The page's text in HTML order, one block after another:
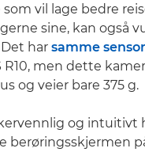
vil lage bedre
sine, kan også
Det har samme
R10, men dette
og veier bare 375 g.
og intuitivt
berøringsskjermen